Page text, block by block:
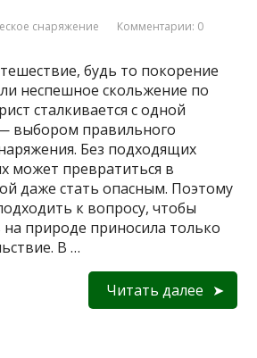
снаряжение Комментарии: 0
будь то покорение
неспешное скольжение по
сталкивается с одной
выбором правильного
Без подходящих
может превратиться в
даже стать опасным. Поэтому
к вопросу, чтобы
природе приносила только
В …
Читать далее